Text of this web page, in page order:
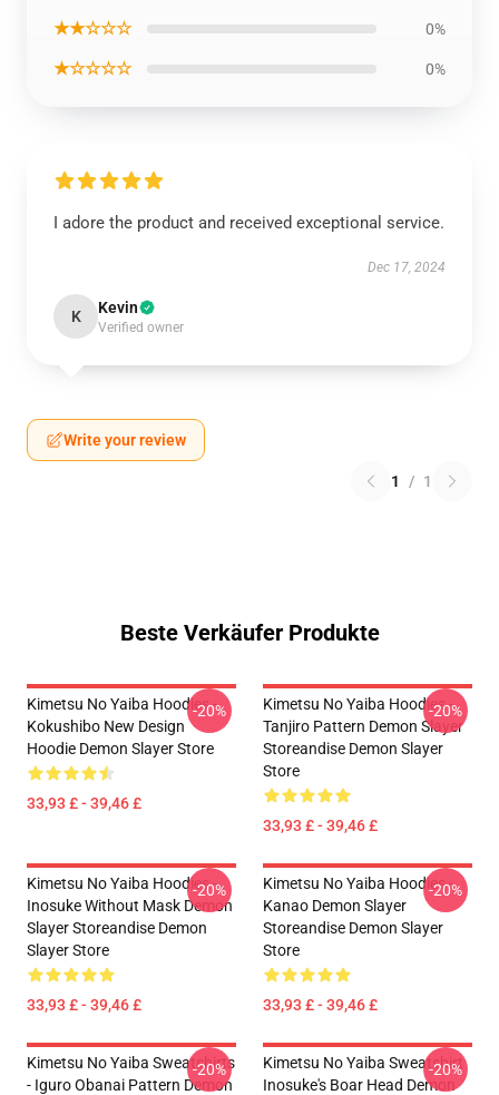
★★☆☆☆ 0%
★☆☆☆☆ 0%
I adore the product and received exceptional service.
Dec 17, 2024
K Kevin
Verified owner
Write your review
1 / 1
Beste Verkäufer Produkte
Kimetsu No Yaiba Hoodies -
Kokushibo New Design
Hoodie Demon Slayer Store
33,93 £ - 39,46 £
-20%
Kimetsu No Yaiba Hoodies -
Tanjiro Pattern Demon Slayer
Storeandise Demon Slayer
Store
33,93 £ - 39,46 £
-20%
Kimetsu No Yaiba Hoodies -
Inosuke Without Mask Demon
Slayer Storeandise Demon
Slayer Store
33,93 £ - 39,46 £
-20%
Kimetsu No Yaiba Hoodies -
Kanao Demon Slayer
Storeandise Demon Slayer
Store
33,93 £ - 39,46 £
-20%
Kimetsu No Yaiba Sweatshirts
- Iguro Obanai Pattern Demon
-20%
Kimetsu No Yaiba Sweatshirt
Inosuke's Boar Head Demon
-20%